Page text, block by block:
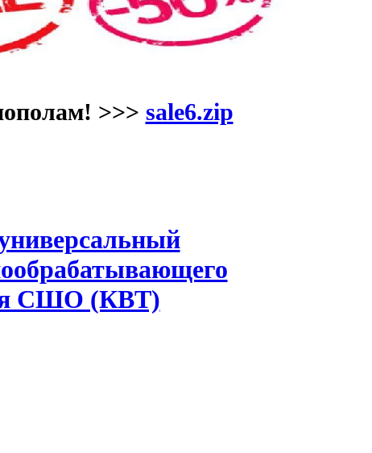
>>> sale6.zip
СШО (КВТ)